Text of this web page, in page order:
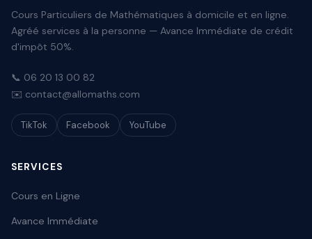
Cours Particuliers de Mathématiques à domicile et en ligne.
Agréé services à la personne — Avance Immédiate de crédit
d'impôt 50%.
📞 06 20 13 00 82
✉️ contact@allomaths.com
TikTok Facebook YouTube
SERVICES
Cours en Ligne
Avance Immédiate